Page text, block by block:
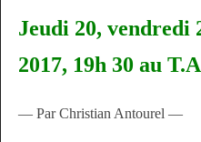
Jeudi 20, vendredi
2017, 19h 30 au
— Par Christian Antourel —